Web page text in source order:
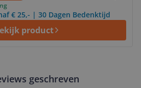
€ 25,- | 30 Dagen Bedenktijd
product
geschreven